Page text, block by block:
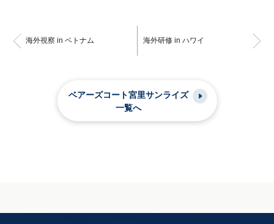
海外視察 in ベトナム 海外研修 in ハワイ
ベアーズコート宮里サンライズ
一覧へ